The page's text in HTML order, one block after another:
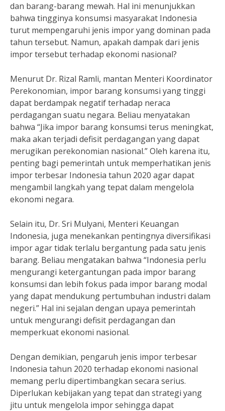
dan barang-barang mewah. Hal ini menunjukkan
bahwa tingginya konsumsi masyarakat Indonesia
turut mempengaruhi jenis impor yang dominan pada
tahun tersebut. Namun, apakah dampak dari jenis
impor tersebut terhadap ekonomi nasional?
Menurut Dr. Rizal Ramli, mantan Menteri Koordinator
Perekonomian, impor barang konsumsi yang tinggi
dapat berdampak negatif terhadap neraca
perdagangan suatu negara. Beliau menyatakan
bahwa “Jika impor barang konsumsi terus meningkat,
maka akan terjadi defisit perdagangan yang dapat
merugikan perekonomian nasional.” Oleh karena itu,
penting bagi pemerintah untuk memperhatikan jenis
impor terbesar Indonesia tahun 2020 agar dapat
mengambil langkah yang tepat dalam mengelola
ekonomi negara.
Selain itu, Dr. Sri Mulyani, Menteri Keuangan
Indonesia, juga menekankan pentingnya diversifikasi
impor agar tidak terlalu bergantung pada satu jenis
barang. Beliau mengatakan bahwa “Indonesia perlu
mengurangi ketergantungan pada impor barang
konsumsi dan lebih fokus pada impor barang modal
yang dapat mendukung pertumbuhan industri dalam
negeri.” Hal ini sejalan dengan upaya pemerintah
untuk mengurangi defisit perdagangan dan
memperkuat ekonomi nasional.
Dengan demikian, pengaruh jenis impor terbesar
Indonesia tahun 2020 terhadap ekonomi nasional
memang perlu dipertimbangkan secara serius.
Diperlukan kebijakan yang tepat dan strategi yang
jitu untuk mengelola impor sehingga dapat